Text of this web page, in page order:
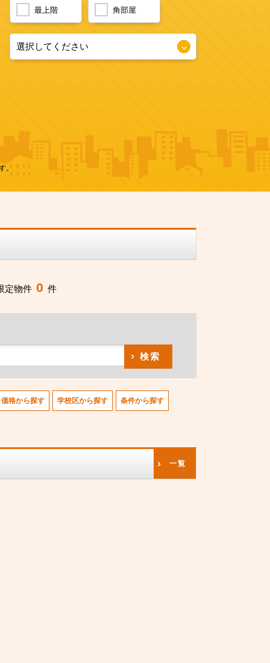
最上階 角部屋
。
定物件 0 件
検索
価格から探す 学校区から探す 条件から探す
一覧